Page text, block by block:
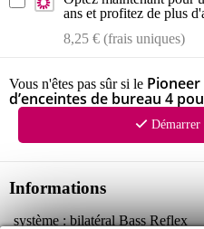
ans et profitez de plus
8,25 € (frais uniques)
Vous n'êtes pas sûr si le Pioneer
d’enceintes de bureau 4
Informations
système : bilatéral Bass Reflex